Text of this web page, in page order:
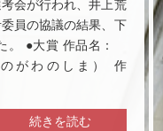
会が行われ、井上荒
員の協議の結果、下
。 ●大賞 作品名：
がわのしま） 作
続きを読む